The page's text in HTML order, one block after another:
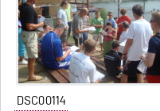
DSC00114